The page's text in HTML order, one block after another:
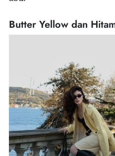
Butter Yellow dan